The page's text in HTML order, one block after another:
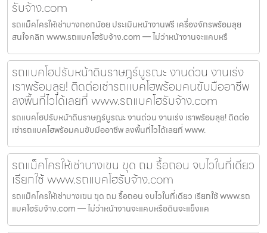
รับจ้าง.com
รถแม็คโครให้เช่าบางกอกน้อย ประเมินหน้างานฟรี เครื่องจักรพร้อมลุย
สนใจคลิก www.รถแบคโฮรับจ้าง.com — ไม่ว่าหน้างานจะแคบหรื
รถแบคโฮปรับหน้าดินราษฎร์บูรณะ งานด่วน งานเร่ง
เราพร้อมลุย! ติดต่อเช่ารถแบคโฮพร้อมคนขับมืออาชีพ
ลงพื้นที่ไวได้เลยที่ www.รถแบคโฮรับจ้าง.com
รถแบคโฮปรับหน้าดินราษฎร์บูรณะ งานด่วน งานเร่ง เราพร้อมลุย! ติดต่อ
เช่ารถแบคโฮพร้อมคนขับมืออาชีพ ลงพื้นที่ไวได้เลยที่ www.
รถแม็คโครให้เช่าบางเขน ขุด ถม รื้อถอน จบไวในที่เดียว
เรียกใช้ www.รถแบคโฮรับจ้าง.com
รถแม็คโครให้เช่าบางเขน ขุด ถม รื้อถอน จบไวในที่เดียว เรียกใช้ www.รถ
แบคโฮรับจ้าง.com — ไม่ว่าหน้างานจะแคบหรือดินจะแข็งแค